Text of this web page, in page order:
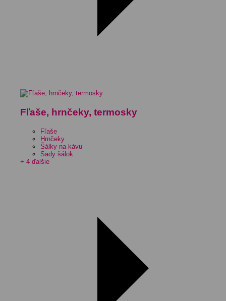
Fľaše, hrnčeky, termosky
Fľaše
Hrnčeky
Šálky na kávu
Sady šálok
+ 4 ďalšie